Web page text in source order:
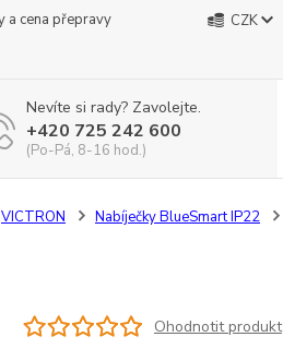
a cena přepravy
CZK
Nevíte si rady? Zavolejte.
+420 725 242 600
(Po-Pá, 8-16 hod.)
VICTRON Nabíječky BlueSmart IP22
Ohodnotit produkt